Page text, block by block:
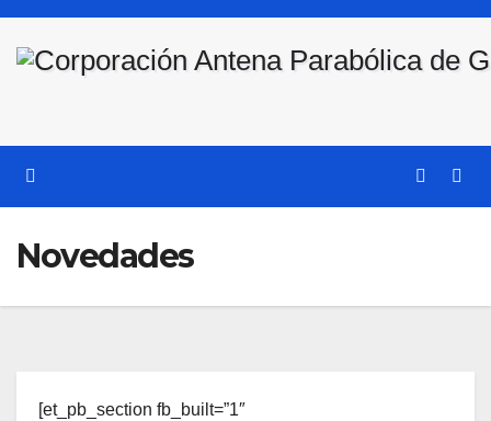
Saltar
Novedades
[et_pb_section fb_built=”1″